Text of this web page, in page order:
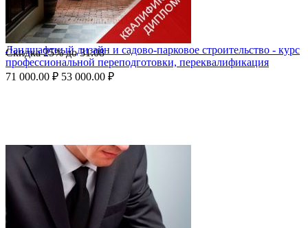
Скидка25%до31.08
Ландшафтный дизайн и садово-парковое строительство - курс
профессиональной переподготовки, переквалификация
71 000.00 ₽ 53 000.00 ₽